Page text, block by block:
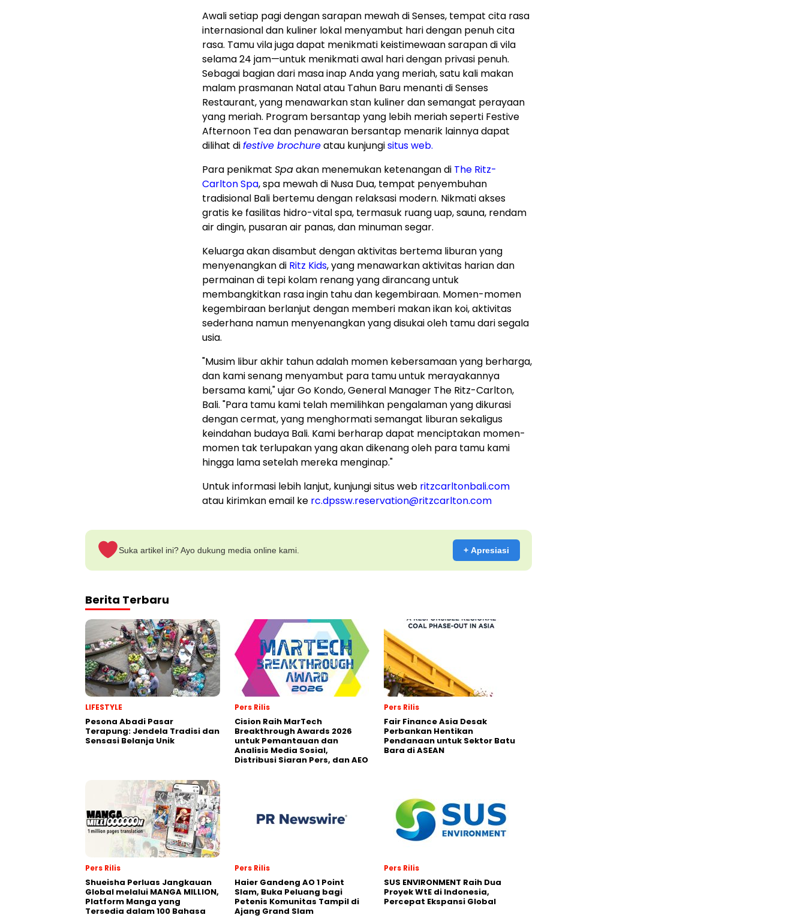
Awali setiap pagi dengan sarapan mewah di Senses, tempat cita rasa
internasional dan kuliner lokal menyambut hari dengan penuh cita
rasa. Tamu vila juga dapat menikmati keistimewaan sarapan di vila
selama 24 jam—untuk menikmati awal hari dengan privasi penuh.
Sebagai bagian dari masa inap Anda yang meriah, satu kali makan
malam prasmanan Natal atau Tahun Baru menanti di Senses
Restaurant, yang menawarkan stan kuliner dan semangat perayaan
yang meriah. Program bersantap yang lebih meriah seperti Festive
Afternoon Tea dan penawaran bersantap menarik lainnya dapat
dilihat difestive brochureatau kunjungisitus web.
Para penikmat Spaakan menemukan ketenangan di The Ritz-
Carlton Spa, spa mewah di Nusa Dua, tempat penyembuhan
tradisional Bali bertemu dengan relaksasi modern. Nikmati akses
gratis ke fasilitas hidro-vital spa, termasuk ruang uap, sauna, rendam
air dingin, pusaran air panas, dan minuman segar.
Keluarga akan disambut dengan aktivitas bertema liburan yang
menyenangkan di Ritz Kids, yang menawarkan aktivitas harian dan
permainan di tepi kolam renang yang dirancang untuk
membangkitkan rasa ingin tahu dan kegembiraan. Momen-momen
kegembiraan berlanjut dengan memberi makan ikan koi, aktivitas
sederhana namun menyenangkan yang disukai oleh tamu dari segala
usia.
"Musim libur akhir tahun adalah momen kebersamaan yang berharga,
dan kami senang menyambut para tamu untuk merayakannya
bersama kami," ujarGo Kondo, General Manager The Ritz-Carlton,
Bali. "Para tamu kami telah memilihkan pengalaman yang dikurasi
dengan cermat, yang menghormati semangat liburan sekaligus
keindahan budaya Bali. Kami berharap dapat menciptakan momen-
momen tak terlupakan yang akan dikenang oleh para tamu kami
hingga lama setelah mereka menginap."
Untuk informasi lebih lanjut, kunjungi situs web ritzcarltonbali.com
atau kirimkanemail ke rc.dpssw.reservation@ritzcarlton.com
Suka artikel ini? Ayo dukung media online kami. + Apresiasi
Berita Terbaru
LIFESTYLE
Pesona Abadi Pasar
Terapung: Jendela Tradisi dan
Sensasi Belanja Unik
Pers Rilis
Cision Raih MarTech
Breakthrough Awards 2026
untuk Pemantauan dan
Analisis Media Sosial,
Distribusi Siaran Pers, dan AEO
Pers Rilis
Fair Finance Asia Desak
Perbankan Hentikan
Pendanaan untuk Sektor Batu
Bara di ASEAN
Pers Rilis
Shueisha Perluas Jangkauan
Global melalui MANGA MILLION,
Platform Manga yang
Tersedia dalam 100 Bahasa
Pers Rilis
Haier Gandeng AO 1 Point
Slam, Buka Peluang bagi
Petenis Komunitas Tampil di
Ajang Grand Slam
Pers Rilis
SUS ENVIRONMENT Raih Dua
Proyek WtE di Indonesia,
Percepat Ekspansi Global